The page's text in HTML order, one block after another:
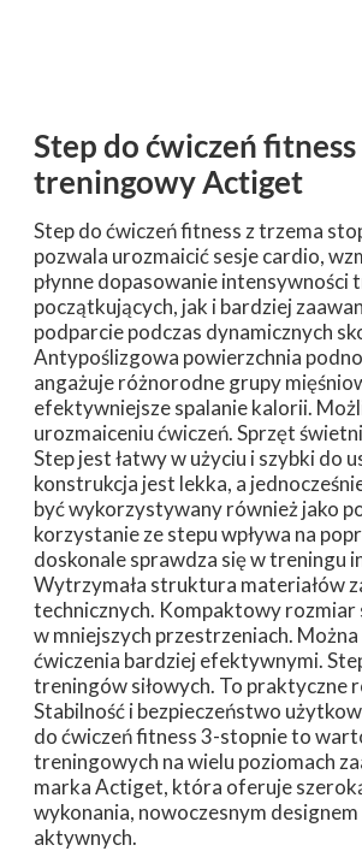
Step do ćwiczeń
treningowy Actiget
Step do ćwiczeń fitness z trzema
pozwala urozmaicić sesje cardio,
płynne dopasowanie
początkujących, jak i bardziej
podparcie podczas dynamicznych
Antypoślizgowa powierzchnia
angażuje różnorodne grupy
efektywniejsze spalanie kalorii.
urozmaiceniu ćwiczeń. Sprzęt
Step jest łatwy w użyciu i szybki do
konstrukcja jest lekka, a
być wykorzystywany również jako
korzystanie ze stepu wpływa na
doskonale sprawdza się w treningu
Wytrzymała struktura materiałów
technicznych. Kompaktowy rozmiar
w mniejszych przestrzeniach.
ćwiczenia bardziej efektywnymi.
treningów siłowych. To praktyczne
Stabilność i bezpieczeństwo
do ćwiczeń fitness 3-stopnie to
treningowych na wielu poziomach
marka Actiget, która oferuje
wykonania, nowoczesnym
aktywnych.